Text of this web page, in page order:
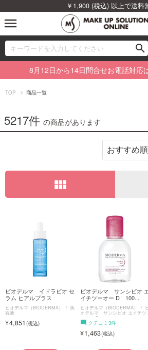
￥1,900 (税込) 以上で送料
menu
search
00 ブランドから探す
カテゴリから探す
ビューティジャーナルから探す
ご利用ガイド
8月12日から14日問合せお電話対応
TOP 商品一覧
5217件 の商品があります
view_module
ビオデルマ イドラビオ セ
ラム ヒアルプラス
ビオデルマ（BIODERMA） 美
容液
4,851
ビオデルマ サンシビオ
イチツーオー D 100...
ビオデルマ（BIODERMA）
オデルマ サンシビオ エイチツ
ーオー D
クチコミ3件
1,463